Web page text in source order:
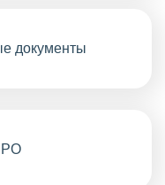
документы